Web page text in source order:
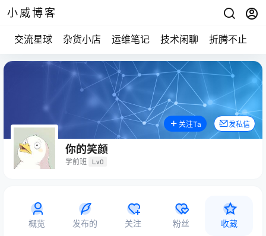
小威博客
交流星球 杂货小店 运维笔记 技术闲聊 折腾不止
你的笑颜
学前班 Lv0
关注Ta 发私信
概览 发布的 关注 粉丝 收藏